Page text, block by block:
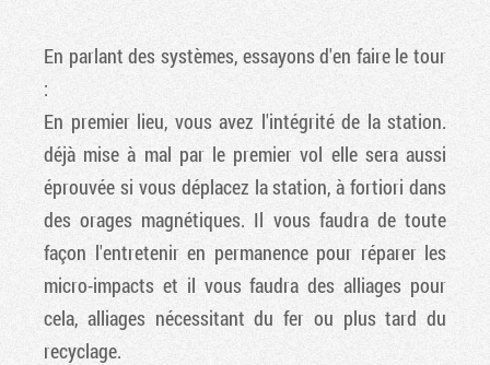
En parlant des systèmes, essayons d'en faire le tour
:
En premier lieu, vous avez l'intégrité de la station.
déjà mise à mal par le premier vol elle sera aussi
éprouvée si vous déplacez la station, à fortiori dans
des orages magnétiques. Il vous faudra de toute
façon l'entretenir en permanence pour réparer les
micro-impacts et il vous faudra des alliages pour
cela, alliages nécessitant du fer ou plus tard du
recyclage.